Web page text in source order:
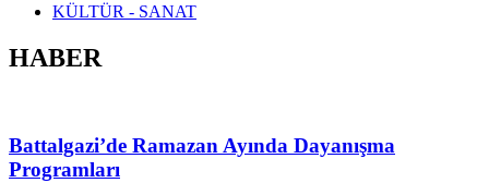
KÜLTÜR - SANAT
HABER
Battalgazi’de Ramazan Ayında Dayanışma
Programları